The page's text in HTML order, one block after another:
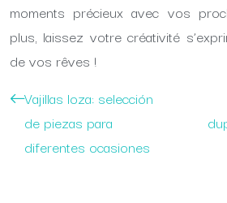
moments précieux avec vos
plus, laissez votre créativité
de vos rêves !
Vajillas loza: selección
de piezas para
diferentes ocasiones